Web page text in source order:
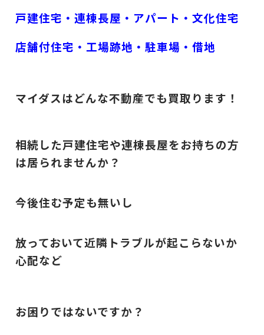
戸建住宅・連棟長屋・アパート・文化住宅
店舗付住宅・工場跡地・駐車場・借地
マイダスはどんな不動産でも買取ります！
相続した戸建住宅や連棟長屋をお持ちの方
は居られませんか？
今後住む予定も無いし
放っておいて近隣トラブルが起こらないか
心配など
お困りではないですか？